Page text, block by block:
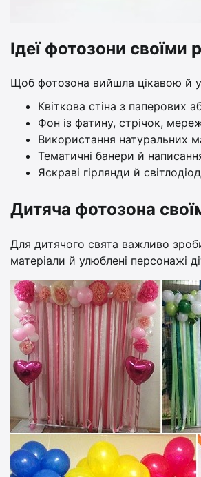
Ідеї фотозони своїми
Щоб фотозона вийшла цікавою й
Квіткова стіна з паперових
Фон із фатину, стрічок,
Використання натуральних
Тематичні банери й
Яскраві гірлянди й
Дитяча фотозона
Для дитячого свята важливо
матеріали й улюблені персонажі